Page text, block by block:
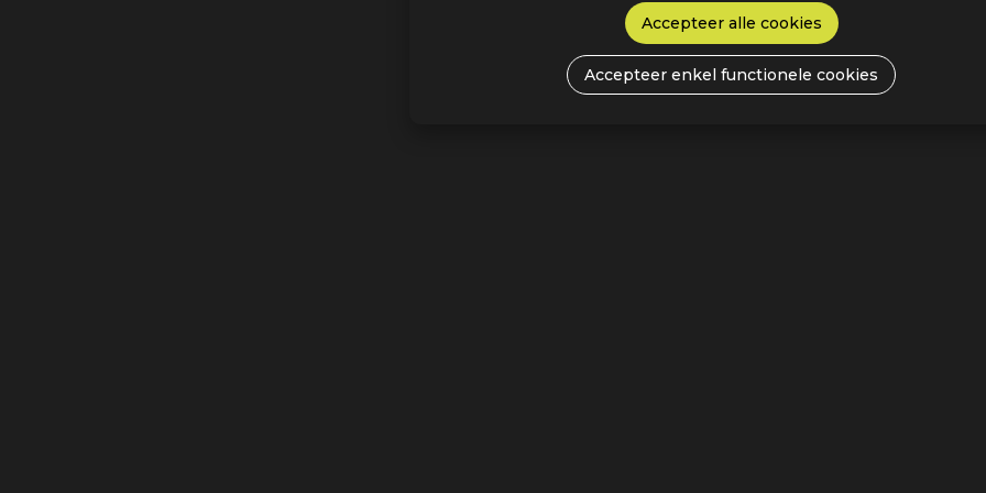
Accepteer alle cookies
Accepteer enkel functionele cookies